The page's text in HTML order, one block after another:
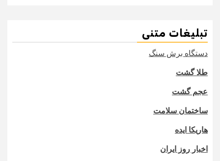
تبلیغات متنی
دستگاه برش سنگ
طلا گشت
عجم گشت
ساختمان سلامت
هاریکا ایده
اخبار روز ایران